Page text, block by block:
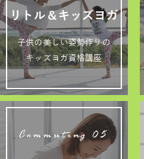
リトル＆キッズヨガ
子供の美しい姿勢作りの
キッズヨガ資格講座
Commuting 05